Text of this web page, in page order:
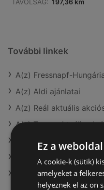
TÁVOLSÁG: 197,36 km
További linkek
A(z) Fressnapf-
A(z) Aldi ajánlatai
A(z) Reál aktuális
A(z) Tesco aktuális
A(z) Fressnapf-
A(z) Family Frost
A(z) Penny-Market Kft.
Ez a
A cookie-k (sütik)
amelyeket a
helyeznek el az ön